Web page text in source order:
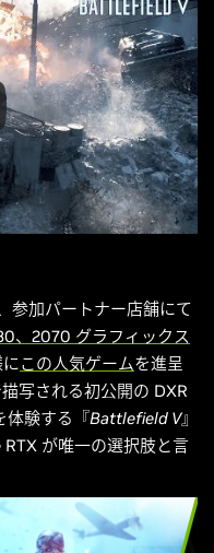
参加パートナー店舗にて
、2070 グラフィックス
この人気ゲームを進呈
写される初公開の DXR
体験する『Battlefield V』
が唯一の選択肢と言